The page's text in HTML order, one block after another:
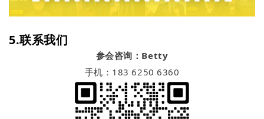
5.联系我们
参会咨询：Betty
手机：183 6250 6360